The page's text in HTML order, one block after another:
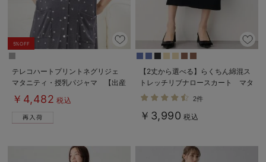
5%OFF
テレコハートプリントネグリジェ
マタニティ・授乳パジャマ 【出産
後も長く使える】
￥4,482 税込
【2丈から選べる】らくちん綿混ス
トレッチリブナロースカート マタ
ニティ・産後【出産後も長く使え
2件
￥3,990 税込